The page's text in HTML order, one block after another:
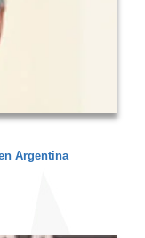
Argentina